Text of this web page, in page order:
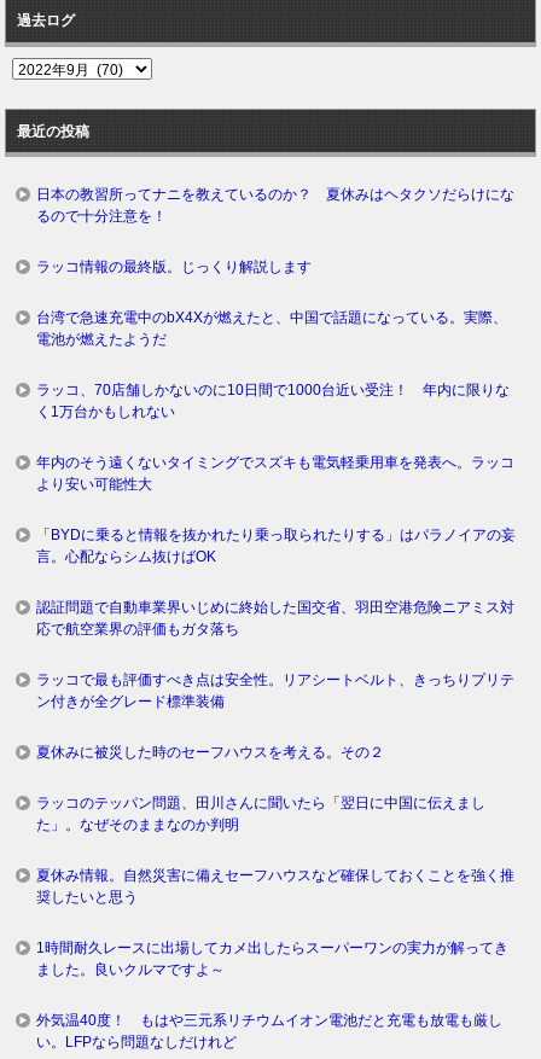
過去ログ
過
ロ
グ
最近の投稿
日本の教習所ってナニを教えているのか？ 夏休みはヘタクソだらけにな
るので十分注意を！
ラッコ情報の最終版。じっくり解説します
台湾で急速充電中のbX4Xが燃えたと、中国で話題になっている。実際、
電池が燃えたようだ
ラッコ、70店舗しかないのに10日間で1000台近い受注！ 年内に限りな
く1万台かもしれない
年内のそう遠くないタイミングでスズキも電気軽乗用車を発表へ。ラッコ
より安い可能性大
「BYDに乗ると情報を抜かれたり乗っ取られたりする」はパラノイアの妄
言。心配ならシム抜けばOK
認証問題で自動車業界いじめに終始した国交省、羽田空港危険ニアミス対
応で航空業界の評価もガタ落ち
ラッコで最も評価すべき点は安全性。リアシートベルト、きっちりプリテ
ン付きが全グレード標準装備
夏休みに被災した時のセーフハウスを考える。その２
ラッコのテッパン問題、田川さんに聞いたら「翌日に中国に伝えまし
た」。なぜそのままなのか判明
夏休み情報。自然災害に備えセーフハウスなど確保しておくことを強く推
奨したいと思う
1時間耐久レースに出場してカメ出したらスーパーワンの実力が解ってき
ました。良いクルマですよ～
外気温40度！ もはや三元系リチウムイオン電池だと充電も放電も厳し
い。LFPなら問題なしだけれど